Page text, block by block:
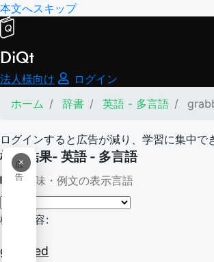
本文へスキップ
DiQt
法人様向け
ログイン
ホーム
辞書 英語 - 多言語
ログインすると広告が減り、学習に集中で
×
広
告
検索結果- 英語 - 多言語
意味・例文の表示言語
検索内容:
grabbed